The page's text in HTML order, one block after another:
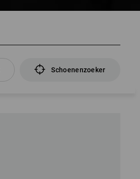
Schoenenzoeker